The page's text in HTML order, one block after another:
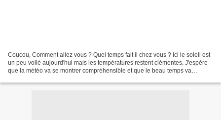
Coucou, Comment allez vous ? Quel temps fait il chez vous ? Ici le soleil est
un peu voilé aujourd'hui mais les températures restent clémentes. J'espère
que la météo va se montrer compréhensible et que le beau temps va